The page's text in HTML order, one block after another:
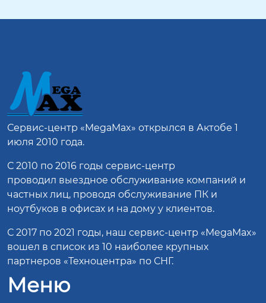
Сервис-центр «MegaMax» открылся в Актобе 1
июля 2010 года.
С 2010 по 2016 годы сервис-центр
проводил выездное обслуживание компаний и
частных лиц, проводя обслуживание ПК и
ноутбуков в офисах и на дому у клиентов.
С 2017 по 2021 годы, наш сервис-центр «MegaMax»
вошел в список из 10 наиболее крупных
партнеров «Техноцентра» по СНГ.
Меню